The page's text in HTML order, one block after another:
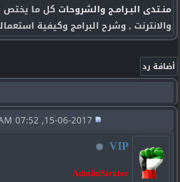
منـتدى البـرامـج والشروحات كل ما يختص
والانترنت , وشرح البرامج وكيفية
VIP
AdminiStrator